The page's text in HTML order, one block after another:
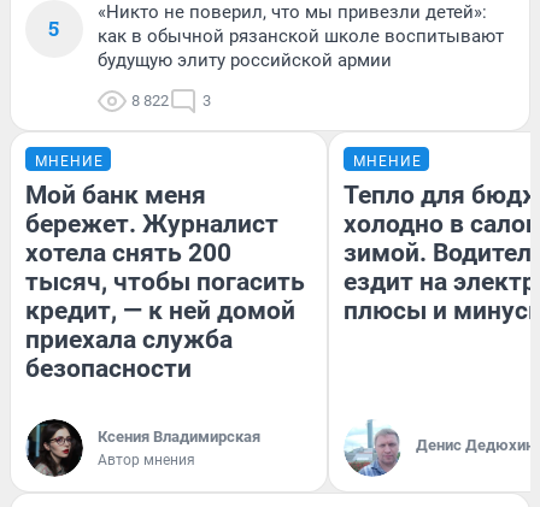
5
«Никто не поверил, что мы привезли детей»:
как в обычной рязанской школе воспитывают
будущую элиту российской армии
8 822 3
МНЕНИЕ
Мой банк меня
бережет. Журналист
хотела снять 200
тысяч, чтобы погасить
кредит, — к ней домой
приехала служба
безопасности
Ксения Владимирская
Автор мнения
МНЕНИЕ
Тепло для
холодно в
зимой.
ездит на
плюсы и
Денис Дедюхин